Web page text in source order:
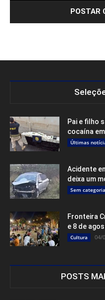
Pai e filho
cocaína
Últimas
Acidente
deixa um
Sem categoria
Fronteira
e 8 de
Cultura 04/
POSTS